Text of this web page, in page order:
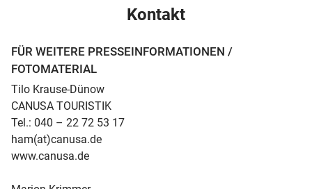
Kontakt
FÜR WEITERE PRESSEINFORMATIONEN /
FOTOMATERIAL
Tilo Krause-Dünow
CANUSA TOURISTIK
Tel.: 040 – 22 72 53 17
ham(at)canusa.de
www.canusa.de